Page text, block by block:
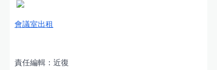
會議室出租
責任編輯：近復